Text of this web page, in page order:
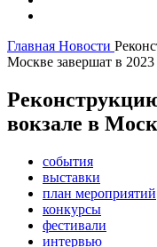
Главная Новости
Москве завершат в 2023
вокзале в
события
выставки
план мероприятий
конкурсы
фестивали
интервью